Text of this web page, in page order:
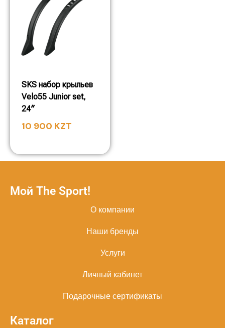
SKS набор крыльев
Velo55 Junior set,
24″
10 900 KZT
Мой The Sport!
О компании
Наши бренды
Услуги
Личный кабинет
Подарочные сертификаты
Каталог